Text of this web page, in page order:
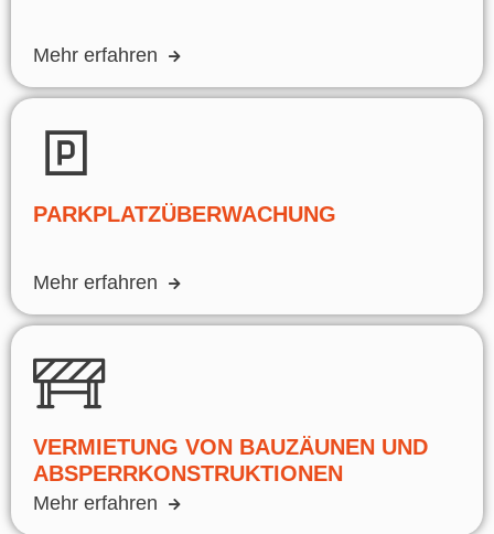
Mehr erfahren
PARKPLATZÜBERWACHUNG
Mehr erfahren
VERMIETUNG VON BAUZÄUNEN UND
ABSPERRKONSTRUKTIONEN
Mehr erfahren